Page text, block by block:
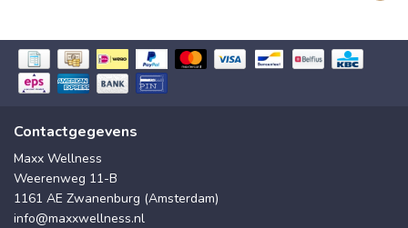
Contactgegevens
Maxx Wellness
Weerenweg 11-B
1161 AE Zwanenburg (Amsterdam)
info@maxxwellness.nl